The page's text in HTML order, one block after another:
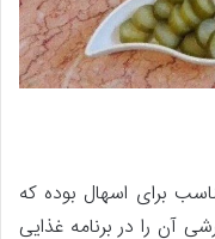
برای اسهال بوده که
آن را در برنامه غذایی